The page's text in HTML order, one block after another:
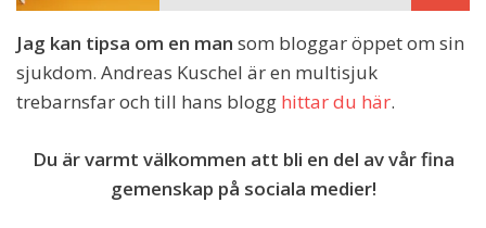
Jag kan tipsa om en man som bloggar öppet om sin
sjukdom. Andreas Kuschel är en multisjuk
trebarnsfar och till hans blogg hittar du här.
Du är varmt välkommen att bli en del av vår fina
gemenskap på sociala medier!